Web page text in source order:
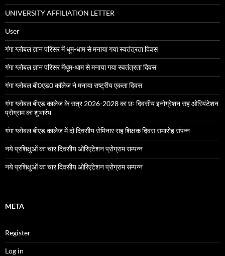
UNIVERSITY AFFILIATION LETTER
User
गंगा ग्लोबल ज्ञान परिसर में धूम-धाम से मनाया गया स्वतंत्रता दिवस
गंगा ग्लोबल ज्ञान परिसर मेंधूम-धाम से मनाया गया स्वतंत्रता दिवस
गंगा ग्लोबल बी0एड0 काॅलेज ने मनाया राष्ट्रीय एकता दिवस
गंगा ग्लोबल बीएड कालेज के सत्र 2026-2028 का छः दिवसीय इनोग्रेशन सह ओरियंटेशन
प्रोग्राम का शुभारंभ
गंगा ग्लोबल बीएड कालेज में दो दिवसीय सेमिनार सह शिक्षक दिवस समारोह संपन्न
नये प्रशिक्षुओं का चार दिवसीय ओरिएंटेशन प्रोग्राम सम्पन्न
नये प्रशिक्षुओं का चार दिवसीय ओरिएंटेशन प्रोग्राम सम्पन्न
META
Register
Log in